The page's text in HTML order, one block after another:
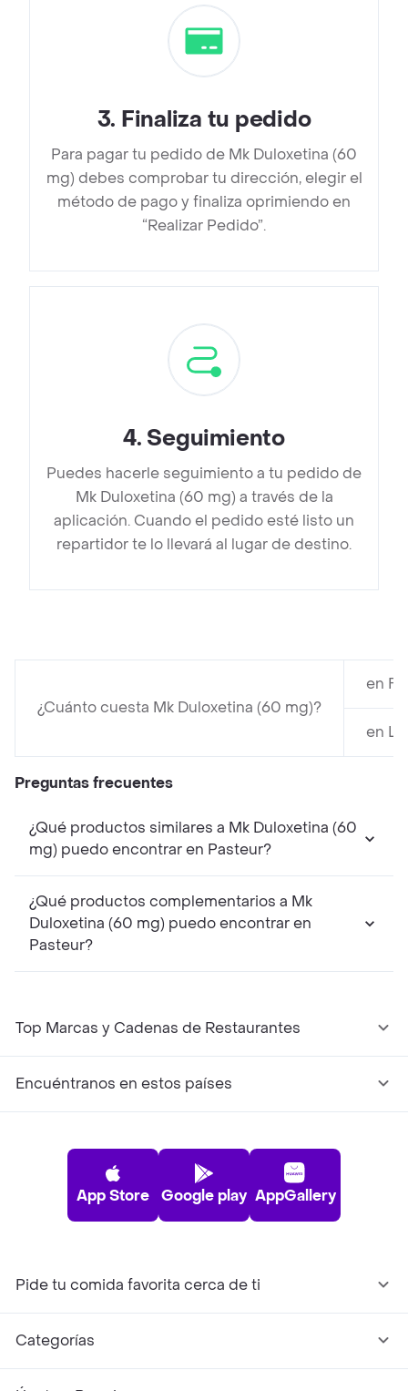
3. Finaliza tu pedido
Para pagar tu pedido de Mk Duloxetina (60
mg) debes comprobar tu dirección, elegir el
método de pago y finaliza oprimiendo en
“Realizar Pedido”.
4. Seguimiento
Puedes hacerle seguimiento a tu pedido de
Mk Duloxetina (60 mg) a través de la
aplicación. Cuando el pedido esté listo un
repartidor te lo llevará al lugar de destino.
¿Cuánto cuesta Mk Duloxetina (60 mg)?
en
en
Preguntas frecuentes
¿Qué productos similares a Mk Duloxetina (60
mg) puedo encontrar en Pasteur?
¿Qué productos complementarios a Mk
Duloxetina (60 mg) puedo encontrar en
Pasteur?
Top Marcas y Cadenas de Restaurantes
Encuéntranos en estos países
App Store Google play AppGallery
Pide tu comida favorita cerca de ti
Categorías